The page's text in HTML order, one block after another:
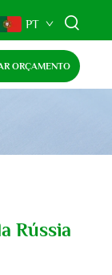
PT
ORÇAMENTO
Rússia